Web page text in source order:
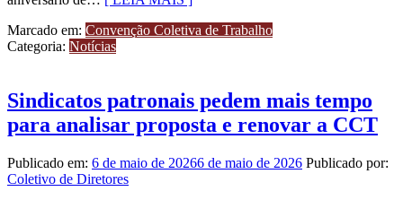
Marcado em: Convenção Coletiva de Trabalho
Categoria: Notícias
Sindicatos patronais pedem mais tempo
para analisar proposta e renovar a CCT
Publicado em: 6 de maio de 20266 de maio de 2026 Publicado por:
Coletivo de Diretores